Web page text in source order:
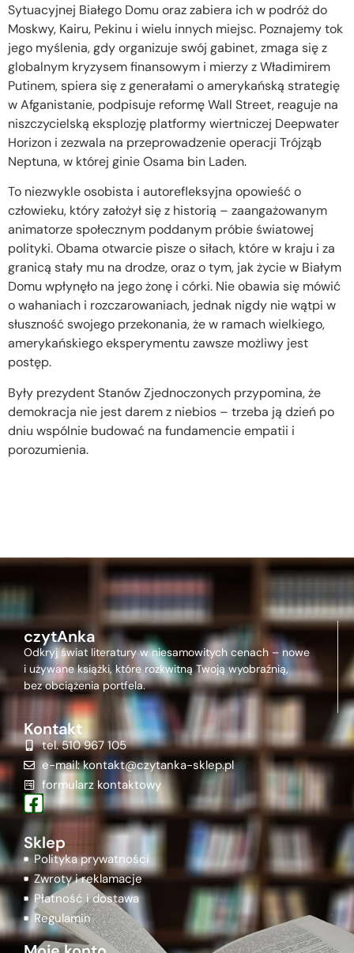
Sytuacyjnej Białego Domu oraz zabiera ich w podróż do
Moskwy, Kairu, Pekinu i wielu innych miejsc. Poznajemy tok
jego myślenia, gdy organizuje swój gabinet, zmaga się z
globalnym kryzysem finansowym i mierzy z Władimirem
Putinem, spiera się z generałami o amerykańską strategię
w Afganistanie, podpisuje reformę Wall Street, reaguje na
niszczycielską eksplozję platformy wiertniczej Deepwater
Horizon i zezwala na przeprowadzenie operacji Trójząb
Neptuna, w której ginie Osama bin Laden.
To niezwykle osobista i autorefleksyjna opowieść o
człowieku, który założył się z historią – zaangażowanym
animatorze społecznym poddanym próbie światowej
polityki. Obama otwarcie pisze o siłach, które w kraju i za
granicą stały mu na drodze, oraz o tym, jak życie w Białym
Domu wpłynęło na jego żonę i córki. Nie obawia się mówić
o wahaniach i rozczarowaniach, jednak nigdy nie wątpi w
słuszność swojego przekonania, że w ramach wielkiego,
amerykańskiego eksperymentu zawsze możliwy jest
postęp.
Były prezydent Stanów Zjednoczonych przypomina, że
demokracja nie jest darem z niebios – trzeba ją dzień po
dniu wspólnie budować na fundamencie empatii i
porozumienia.
czytAnka
Odkryj świat literatury w niesamowitych cenach – nowe
i używane książki, które rozkwitną Twoją wyobraźnią,
bez obciążenia portfela.
Kontakt
tel. 510 967 105
e-mail: kontakt@czytanka-sklep.pl
formularz kontaktowy
Sklep
Polityka prywatności
Zwroty i reklamacje
Płatność i dostawa
Regulamin